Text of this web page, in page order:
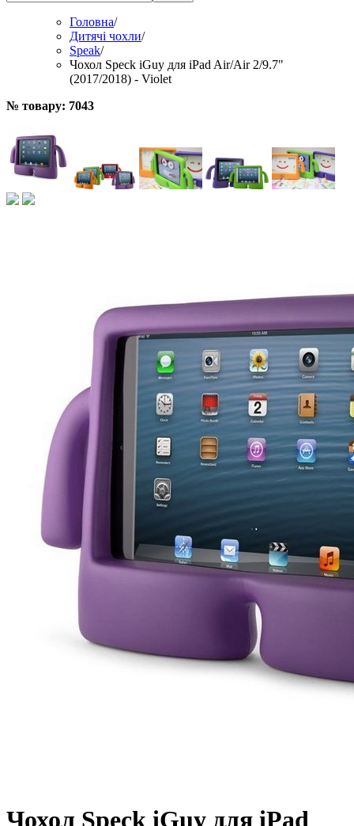
Головна/
Дитячі чохли/
Speak/
Чохол Speck iGuy для iPad Air/Air 2/9.7"
(2017/2018) - Violet
№ товару: 7043
Чохол Speck iGuy для iPad